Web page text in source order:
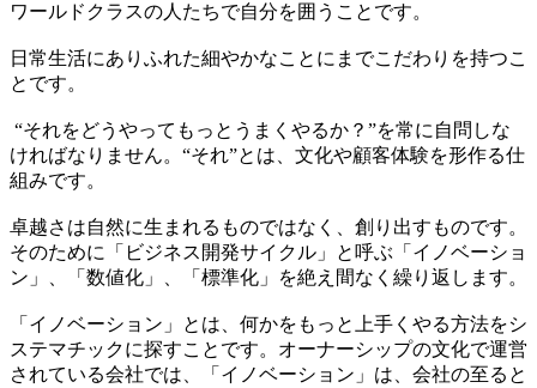
ワールドクラスの人たちで自分を囲うことです。
日常生活にありふれた細やかなことにまでこだわりを持つこ
とです。
“それをどうやってもっとうまくやるか？”を常に自問しな
ければなりません。“それ”とは、文化や顧客体験を形作る仕
組みです。
卓越さは自然に生まれるものではなく、創り出すものです。
そのために「ビジネス開発サイクル」と呼ぶ「イノベーショ
ン」、「数値化」、「標準化」を絶え間なく繰り返します。
「イノベーション」とは、何かをもっと上手くやる方法をシ
ステマチックに探すことです。オーナーシップの文化で運営
されている会社では、「イノベーション」は、会社の至ると